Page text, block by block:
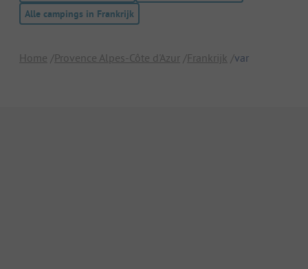
Alle campings in Frankrijk
Home Provence Alpes-Côte d'Azur Frankrijk var